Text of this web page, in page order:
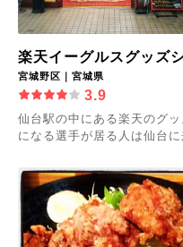
楽天イーグルスグッズ
宮城野区｜宮城県
3.9
仙台駅の中にある楽天のグ
になる選手が居る人は仙台